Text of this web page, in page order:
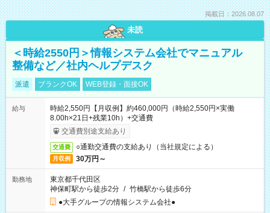
掲載日：2026.08.07
未読
＜時給2550円＞情報システム会社でマニュアル
整備など／社内ヘルプデスク
派遣 ブランクOK WEB登録・面接OK
給与
時給2,550円【月収例】約460,000円（時給2,550円×実働
8.00h×21日+残業10h）+交通費
交通費別途支給あり
交通費 ○通勤交通費の支給あり（当社規定による）
月収例 30万円～
勤務地
東京都千代田区
神保町駅から徒歩2分 / 竹橋駅から徒歩6分
●大手グループの情報システム会社●